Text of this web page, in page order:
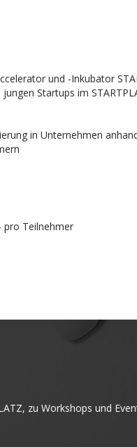
und -Inkubator
Startups im
in Unternehmen
Teilnehmer
zu Workshops und